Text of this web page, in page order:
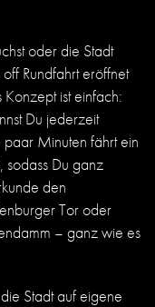
oder die Stadt
Rundfahrt eröffnet
ist einfach:
Du jederzeit
Minuten fährt ein
sodass Du ganz
den
Tor oder
– ganz wie es
Stadt auf eigene